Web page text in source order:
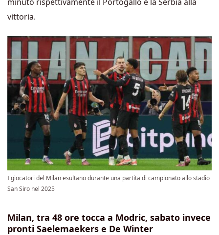
vittoria.
I giocatori del Milan esultano durante una partita di campionato allo stadio
San Siro nel 2025
Milan, tra 48 ore tocca a Modric, sabato invece
pronti Saelemaekers e De Winter